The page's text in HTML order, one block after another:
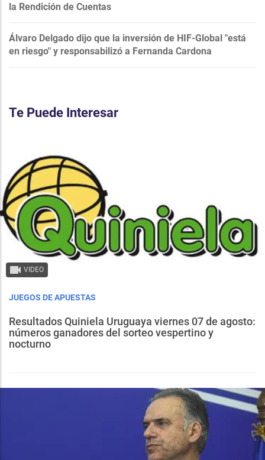
la Rendición de Cuentas
Álvaro Delgado dijo que la inversión de HIF-Global "está
en riesgo" y responsabilizó a Fernanda Cardona
Te Puede Interesar
VIDEO
JUEGOS DE APUESTAS
Resultados Quiniela Uruguaya viernes 07 de agosto:
números ganadores del sorteo vespertino y
nocturno